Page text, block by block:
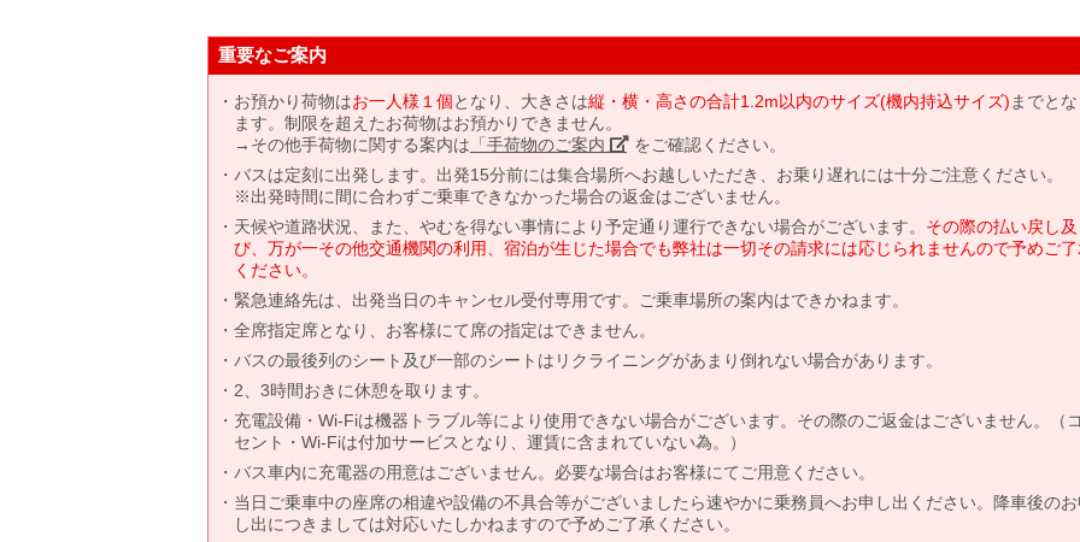
重要なご案内
お預かり荷物はお一人様１個となり、大きさは縦・横・高さの合計1.2m以内のサイズ(機内持込サイズ) までと
ます。制限を超えたお荷物はお預かりできません。
→その他手荷物に関する案内は 「手荷物のご案内」 をご確認ください。
バスは定刻に出発します。出発15分前には集合場所へお越しいただき、お乗り遅れには十分ご注意ください。
※出発時間に間に合わずご乗車できなかった場合の返金はございません。
天候や道路状況、また、やむを得ない事情により予定通り運行できない場合がございます。 その際の払い戻し及
び、万が一その他交通機関の利用、宿泊が生じた場合でも弊社は一切その請求には応じられませんので予めご
ください。
緊急連絡先は、出発当日のキャンセル受付専用です。ご乗車場所の案内はできかねます。
全席指定席となり、お客様にて席の指定はできません。
バスの最後列のシート及び一部のシートはリクライニングがあまり倒れない場合があります。
2、3時間おきに休憩を取ります。
充電設備・Wi-Fiは機器トラブル等により使用できない場合がございます。その際のご返金はございません。（
セント・Wi-Fiは付加サービスとなり、運賃に含まれていない為。）
バス車内に充電器の用意はございません。必要な場合はお客様にてご用意ください。
当日ご乗車中の座席の相違や設備の不具合等がございましたら速やかに乗務員へお申し出ください。降車後の
し出につきましては対応いたしかねますので予めご了承ください。